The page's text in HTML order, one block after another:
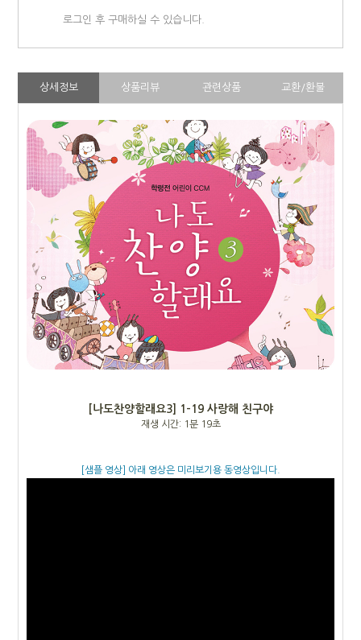
로그인 후 구매하실 수 있습니다.
상세정보 상품리뷰 관련상품 교환/환불
[나도찬양할래요3] 1-19 사랑해 친구야
재생 시간: 1분 19초
[샘플 영상] 아래 영상은 미리보기용 동영상입니다.